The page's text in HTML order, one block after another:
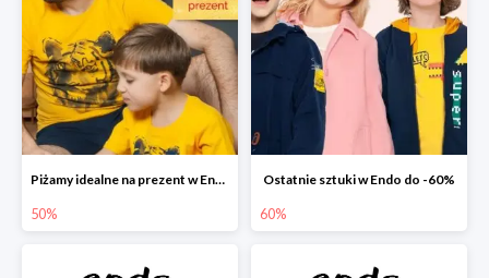
Piżamy idealne na prezent w Endo do -50%
50%
Ostatnie sztuki w Endo do -60%
60%